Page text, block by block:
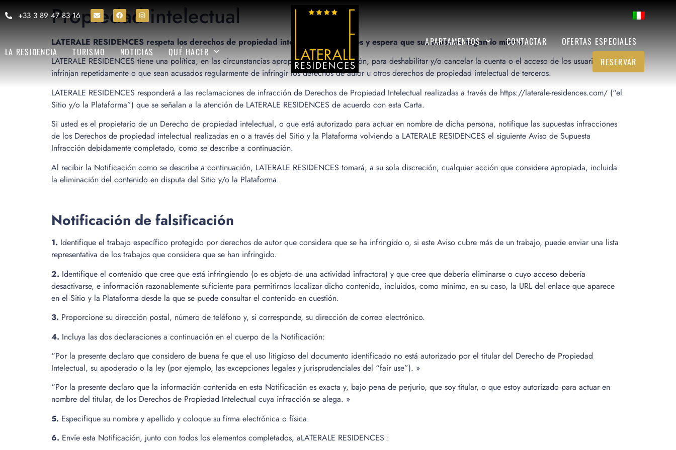
+33 3 89 47 83 16
LA RESIDENCIA TURISMO NOTICIAS QUÉ HACER
APARTAMENTOS CONTACTAR
OFERTAS ESPECIALES
RESERVAR
Propiedad intelectual
LATERALE RESIDENCES respeta los derechos de propiedad intelectual de terceros y espera que sus usuarios hagan lo mismo.
LATERALE RESIDENCES tiene una política, en las circunstancias apropiadas ya su discreción, para deshabilitar y/o cancelar la cuenta o el acceso de los usuarios que
infrinjan repetidamente o que sean acusados regularmente de infringir los derechos de autor u otros derechos de propiedad intelectual de terceros.
LATERALE RESIDENCES responderá a las reclamaciones de infracción de Derechos de Propiedad Intelectual realizadas a través de https://laterale-residences.com/ (“el
Sitio y/o la Plataforma”) que se señalan a la atención de LATERALE RESIDENCES de acuerdo con esta Carta.
Si usted es el propietario de un Derecho de propiedad intelectual, o que está autorizado para actuar en nombre de dicha persona, notifique las supuestas infracciones
de los Derechos de propiedad intelectual realizadas en o a través del Sitio y la Plataforma volviendo a LATERALE RESIDENCES el siguiente Aviso de Supuesta
Infracción debidamente completado, como se describe a continuación.
Al recibir la Notificación como se describe a continuación, LATERALE RESIDENCES tomará, a su sola discreción, cualquier acción que considere apropiada, incluida
la eliminación del contenido en disputa del Sitio y/o la Plataforma.
Notificación de falsificación
1. Identifique el trabajo específico protegido por derechos de autor que considera que se ha infringido o, si este Aviso cubre más de un trabajo, puede enviar una lista
representativa de los trabajos que considera que se han infringido.
2. Identifique el contenido que cree que está infringiendo (o es objeto de una actividad infractora) y que cree que debería eliminarse o cuyo acceso debería
desactivarse, e información razonablemente suficiente para permitirnos localizar dicho contenido, incluidos, como mínimo, en su caso, la URL del enlace que aparece
en el Sitio y la Plataforma desde la que se puede consultar el contenido en cuestión.
3. Proporcione su dirección postal, número de teléfono y, si corresponde, su dirección de correo electrónico.
4. Incluya las dos declaraciones a continuación en el cuerpo de la Notificación:
“Por la presente declaro que considero de buena fe que el uso litigioso del documento identificado no está autorizado por el titular del Derecho de Propiedad
Intelectual, su apoderado o la ley (por ejemplo, las excepciones legales y jurisprudenciales del “fair use”). »
“Por la presente declaro que la información contenida en esta Notificación es exacta y, bajo pena de perjurio, que soy titular, o que estoy autorizado para actuar en
nombre del titular, de los Derechos de Propiedad Intelectual cuya infracción se alega. »
5. Especifique su nombre y apellido y coloque su firma electrónica o física.
6. Envíe esta Notificación, junto con todos los elementos completados, aLATERALE RESIDENCES :